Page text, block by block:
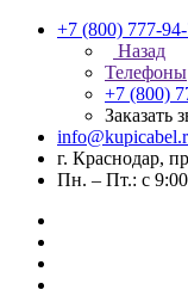
+7 (800) 777-
Назад
Телефоны
+7 (800)
Заказать
г. Краснодар,
Пн. – Пт.: с